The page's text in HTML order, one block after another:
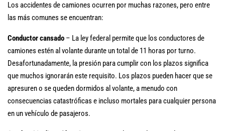
Los accidentes de camiones ocurren por muchas razones, pero entre
las más comunes se encuentran:
Conductor cansado – La ley federal permite que los conductores de
camiones estén al volante durante un total de 11 horas por turno.
Desafortunadamente, la presión para cumplir con los plazos significa
que muchos ignorarán este requisito. Los plazos pueden hacer que se
apresuren o se queden dormidos al volante, a menudo con
consecuencias catastróficas e incluso mortales para cualquier persona
en un vehículo de pasajeros.